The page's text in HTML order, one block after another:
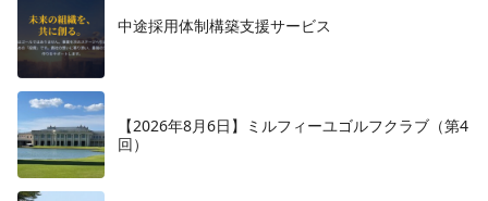
中途採用体制構築支援サービス
【2026年8月6日】ミルフィーユゴルフクラブ（第4
回）